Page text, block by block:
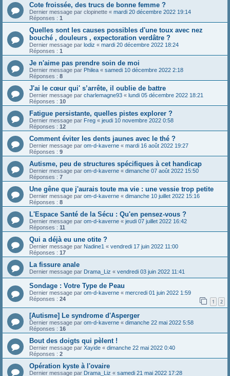
Cote froissée, des trucs de bonne femme ?
Dernier message par clopinette « mardi 20 décembre 2022 19:14
Réponses : 1
Quelles sont les causes possibles d'une toux avec nez
bouché , douleurs , expectoration verdâtre ?
Dernier message par lodiz « mardi 20 décembre 2022 18:24
Réponses : 1
Je n'aime pas prendre soin de moi
Dernier message par Philea « samedi 10 décembre 2022 2:18
Réponses : 8
J'ai le cœur qui' s’arrête, il oublie de battre
Dernier message par charlemagne93 « lundi 05 décembre 2022 18:21
Réponses : 10
Fatigue persistante, quelles pistes explorer ?
Dernier message par Freg « jeudi 10 novembre 2022 0:58
Réponses : 12
Comment éviter les dents jaunes avec le thé ?
Dernier message par om-d-kaverne « mardi 16 août 2022 19:27
Réponses : 9
Autisme, peu de structures spécifiques à cet handicap
Dernier message par om-d-kaverne « dimanche 07 août 2022 15:50
Réponses : 7
Une gêne que j'aurais toute ma vie : une vessie trop petite
Dernier message par om-d-kaverne « dimanche 10 juillet 2022 15:16
Réponses : 8
L'Espace Santé de la Sécu : Qu'en pensez-vous ?
Dernier message par om-d-kaverne « jeudi 07 juillet 2022 16:42
Réponses : 11
Qui a déjà eu une otite ?
Dernier message par Nadine1 « vendredi 17 juin 2022 11:00
Réponses : 17
La fissure anale
Dernier message par Drama_Liz « vendredi 03 juin 2022 11:41
Sondage : Votre Type de Peau
Dernier message par om-d-kaverne « mercredi 01 juin 2022 1:59
Réponses : 24 1 2
[Autisme] Le syndrome d'Asperger
Dernier message par om-d-kaverne « dimanche 22 mai 2022 5:58
Réponses : 16
Bout des doigts qui pèlent !
Dernier message par Xayide « dimanche 22 mai 2022 0:40
Réponses : 2
Opération kyste à l'ovaire
Dernier message par Drama_Liz « samedi 21 mai 2022 17:28